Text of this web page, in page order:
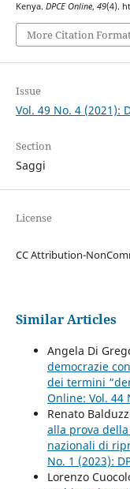
Kenya. DPCE Online, 49(4).
More Citation
Issue
Vol. 49 No. 4 (2021):
Section
Saggi
License
CC Attribution-
Similar Articles
Angela Di
democrazie
dei termini
Online: Vol. 44
Renato
alla prova
nazionali di
No. 1 (2023):
Lorenzo